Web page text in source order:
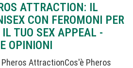
ATTRACTION: IL
CON FEROMONI PER
TUO SEX APPEAL -
OPINIONI
AttractionCos'è Pheros